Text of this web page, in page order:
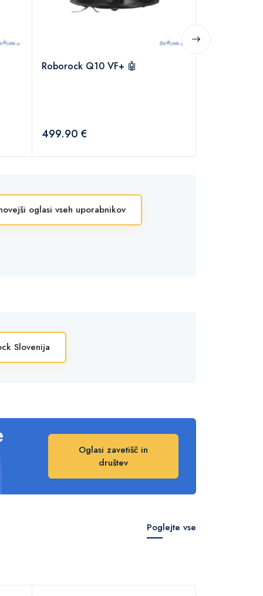
Roborock Q10 VF+ 🤖
499.90 €
oglasi vseh uporabnikov
Slovenija
Oglasi zavetišč in
društev
Poglejte vse